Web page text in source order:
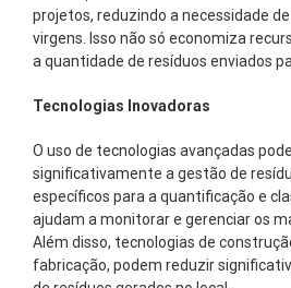
projetos, reduzindo a necessidade
virgens. Isso não só economiza
a quantidade de resíduos enviados
Tecnologias Inovadoras
O uso de tecnologias avançadas
significativamente a gestão de
específicos para a quantificação e
ajudam a monitorar e gerenciar os
Além disso, tecnologias de
fabricação, podem reduzir